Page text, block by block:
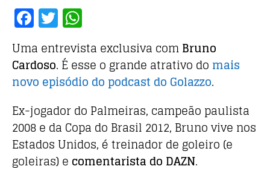
F
a
c
e
b
o
o
k
T
w
it
te
r
h
at
s
A
p
p
Uma entrevista exclusiva comBruno
Cardoso. É esse o grande atrativo do mais
novo episódio do podcast do Golazzo.
Ex-jogador do Palmeiras, campeão paulista
2008 e da Copa do Brasil 2012, Bruno vive nos
Estados Unidos, é treinador de goleiro (e
goleiras) e comentarista do DAZN.